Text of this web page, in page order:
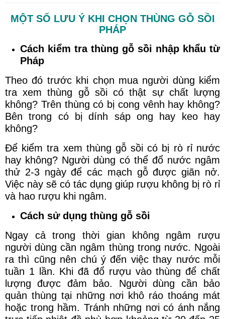
MỘT SỐ LƯU Ý KHI CHỌN THÙNG GỖ SỒI
PHÁP
Cách kiểm tra thùng gỗ sồi nhập khẩu từ
Pháp
Theo đó trước khi chọn mua người dùng kiểm
tra xem thùng gỗ sồi có thật sự chất lượng
không? Trên thùng có bị cong vênh hay không?
Bên trong có bị dính sáp ong hay keo hay
không?
Để kiểm tra xem thùng gỗ sồi có bị rò rỉ nước
hay không? Người dùng có thể đổ nước ngâm
thử 2-3 ngày để các mạch gỗ được giãn nở.
Việc này sẽ có tác dụng giúp rượu không bị rò rỉ
và hao rượu khi ngâm.
Cách sử dụng thùng gỗ sồi
Ngay cả trong thời gian không ngâm rượu
người dùng cần ngâm thùng trong nước. Ngoài
ra thì cũng nên chú ý đến việc thay nước mỗi
tuần 1 lần. Khi đã đổ rượu vào thùng để chất
lượng được đảm bảo. Người dùng cần bảo
quản thùng tại những nơi khô ráo thoáng mát
hoặc trong hầm. Tránh những nơi có ánh nắng